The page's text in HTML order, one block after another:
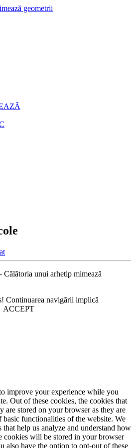
- Călătoria unui arhetip mimează
Continuarea navigării implică
ACCEPT
improve your experience while you
Out of these cookies, the cookies that
are stored on your browser as they are
functionalities of the website. We
help us analyze and understand how
cookies will be stored in your browser
also have the option to opt-out of these